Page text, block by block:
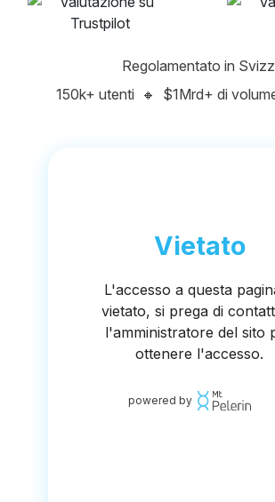
Regolamentato in
150k+ utenti 🔸 $1Mrd+ di